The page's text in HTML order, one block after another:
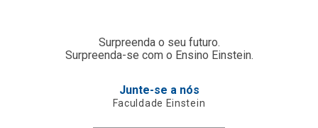
Surpreenda o seu futuro.
Surpreenda-se com o Ensino Einstein.
Junte-se a nós
Faculdade Einstein